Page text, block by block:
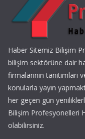
Haber Sitemiz Bilişim
bilişim sektörüne dair
firmalarının tanıtımları
konularla yayın
her geçen gün
Bilişim Profesyonelleri
olabilirsiniz.